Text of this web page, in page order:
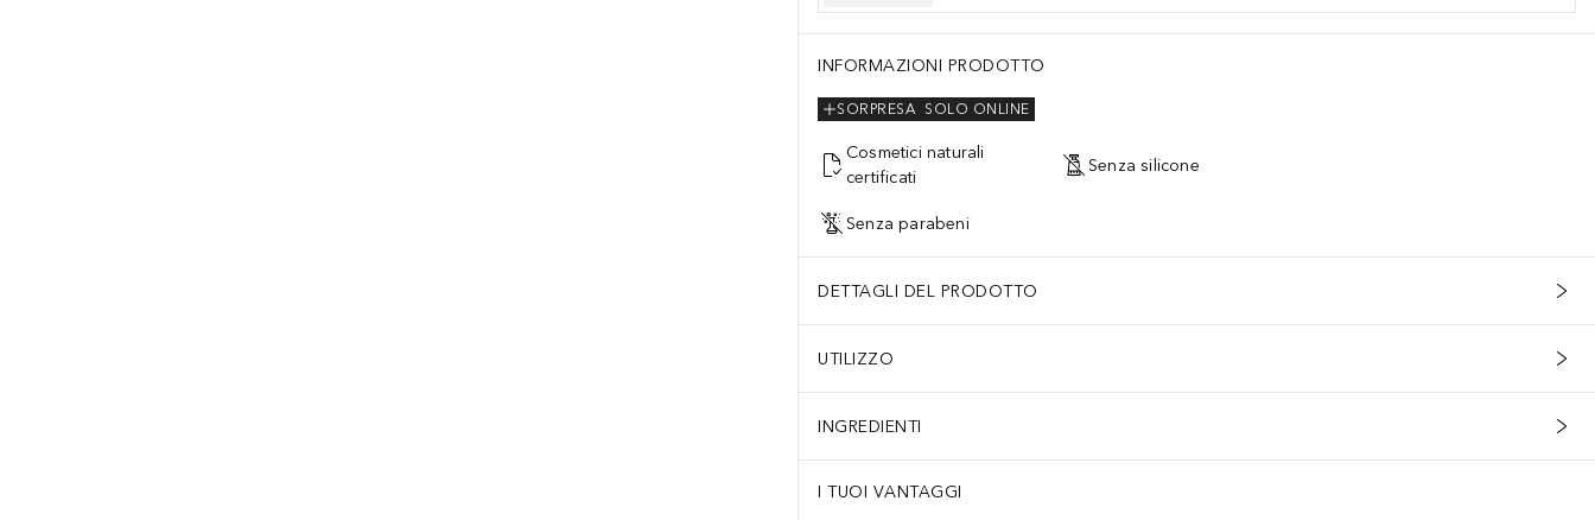
INFORMAZIONI PRODOTTO
SOLO ONLINE
SORPRESA
Cosmetici naturali
certificati
Senza silicone
Senza parabeni
DETTAGLI DEL PRODOTTO
UTILIZZO
INGREDIENTI
I TUOI VANTAGGI